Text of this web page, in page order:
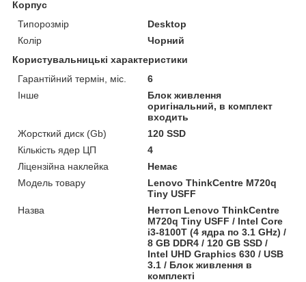
Корпус
Типорозмір
Desktop
Колір
Чорний
Користувальницькі характеристики
Гарантійний термін, міс.
6
Інше
Блок живлення
оригінальний, в комплект
входить
Жорсткий диск (Gb)
120 SSD
Кількість ядер ЦП
4
Ліцензійна наклейка
Немає
Модель товару
Lenovo ThinkCentre M720q
Tiny USFF
Назва
Неттоп Lenovo ThinkCentre
M720q Tiny USFF / Intel Core
i3-8100T (4 ядра по 3.1 GHz) /
8 GB DDR4 / 120 GB SSD /
Intel UHD Graphics 630 / USB
3.1 / Блок живлення в
комплекті